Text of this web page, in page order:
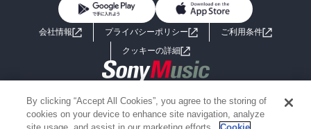
ライトノベル 男子向けラノベ
小説
海外小説
ミステリー SF
よくあるご質問 お問い合わせ
会社情報 プライバシーポリシー
ご利用条件
クッキーの詳細
Copyright 2017 - 2026 Sony Music Entertainment(Japan) Inc.
Information on the site is for the Japan domestic market only
powered by
By clicking “Accept All Cookies”, you agree to the storing of
cookies on your device to enhance site navigation, analyze